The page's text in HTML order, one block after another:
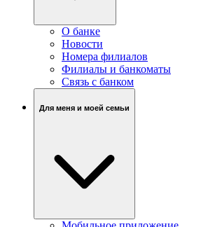
О банке
Новости
Номера филиалов
Филиалы и банкоматы
Связь c банком
Для меня и моей семьи